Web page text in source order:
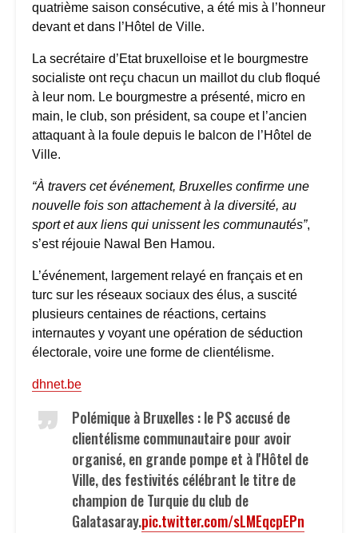
quatrième saison consécutive, a été mis à l’honneur
devant et dans l’Hôtel de Ville.
La secrétaire d’Etat bruxelloise et le bourgmestre
socialiste ont reçu chacun un maillot du club floqué
à leur nom. Le bourgmestre a présenté, micro en
main, le club, son président, sa coupe et l’ancien
attaquant à la foule depuis le balcon de l’Hôtel de
Ville.
“À travers cet événement, Bruxelles confirme une
nouvelle fois son attachement à la diversité, au
sport et aux liens qui unissent les communautés”,
s’est réjouie Nawal Ben Hamou.
L’événement, largement relayé en français et en
turc sur les réseaux sociaux des élus, a suscité
plusieurs centaines de réactions, certains
internautes y voyant une opération de séduction
électorale, voire une forme de clientélisme.
dhnet.be
Polémique à Bruxelles : le PS accusé de
clientélisme communautaire pour avoir
organisé, en grande pompe et à l'Hôtel de
Ville, des festivités célébrant le titre de
champion de Turquie du club de
Galatasaray.pic.twitter.com/sLMEqcpEPn